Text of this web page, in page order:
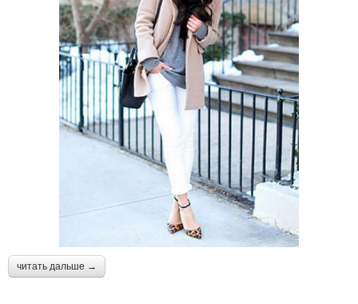
читать дальше →